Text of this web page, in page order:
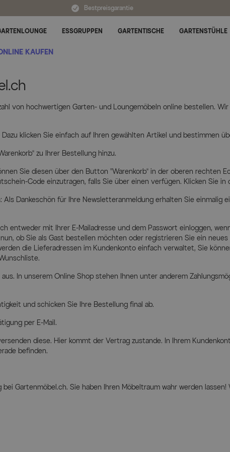
Bestpreisgarantie
ESSGRUPPEN GARTENTISCHE GARTENSTÜHLE
KAUFEN
– Einfach online
von hochwertigen Garten- und Loungemöbeln online bestellen.
klicken Sie einfach auf Ihren gewählten Artikel und bestimmen
zu Ihrer Bestellung hinzu.
Sie diesen über den Button „Warenkorb“ in der oberen rechten
Code einzutragen, falls Sie über einen verfügen. Klicken Sie in
Dankeschön für Ihre Newsletteranmeldung erhalten Sie einmalig
entweder mit Ihrer E-Mailadresse und dem Passwort einloggen,
ob Sie als Gast bestellen möchten oder registrieren Sie ein
die Lieferadressen im Kundenkonto einfach verwaltet, Sie
aus. In unserem Online Shop stehen Ihnen unter anderem
und schicken Sie Ihre Bestellung final ab.
per E-Mail.
diese. Hier kommt der Vertrag zustande. In Ihrem
befinden.
Gartenmöbel.ch. Sie haben Ihren Möbeltraum wahr werden